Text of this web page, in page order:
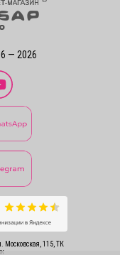
— 2026
Московская, 115, ТК